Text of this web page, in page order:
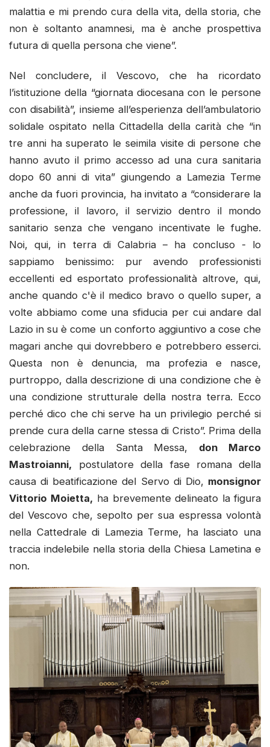
malattia e mi prendo cura della vita, della storia, che
non è soltanto anamnesi, ma è anche prospettiva
futura di quella persona che viene”.
Nel concludere, il Vescovo, che ha ricordato
l’istituzione della “giornata diocesana con le persone
con disabilità”, insieme all’esperienza dell’ambulatorio
solidale ospitato nella Cittadella della carità che “in
tre anni ha superato le seimila visite di persone che
hanno avuto il primo accesso ad una cura sanitaria
dopo 60 anni di vita” giungendo a Lamezia Terme
anche da fuori provincia, ha invitato a “considerare la
professione, il lavoro, il servizio dentro il mondo
sanitario senza che vengano incentivate le fughe.
Noi, qui, in terra di Calabria – ha concluso - lo
sappiamo benissimo: pur avendo professionisti
eccellenti ed esportato professionalità altrove, qui,
anche quando c'è il medico bravo o quello super, a
volte abbiamo come una sfiducia per cui andare dal
Lazio in su è come un conforto aggiuntivo a cose che
magari anche qui dovrebbero e potrebbero esserci.
Questa non è denuncia, ma profezia e nasce,
purtroppo, dalla descrizione di una condizione che è
una condizione strutturale della nostra terra. Ecco
perché dico che chi serve ha un privilegio perché si
prende cura della carne stessa di Cristo”. Prima della
celebrazione della Santa Messa, don Marco
Mastroianni, postulatore della fase romana della
causa di beatificazione del Servo di Dio, monsignor
Vittorio Moietta, ha brevemente delineato la figura
del Vescovo che, sepolto per sua espressa volontà
nella Cattedrale di Lamezia Terme, ha lasciato una
traccia indelebile nella storia della Chiesa Lametina e
non.